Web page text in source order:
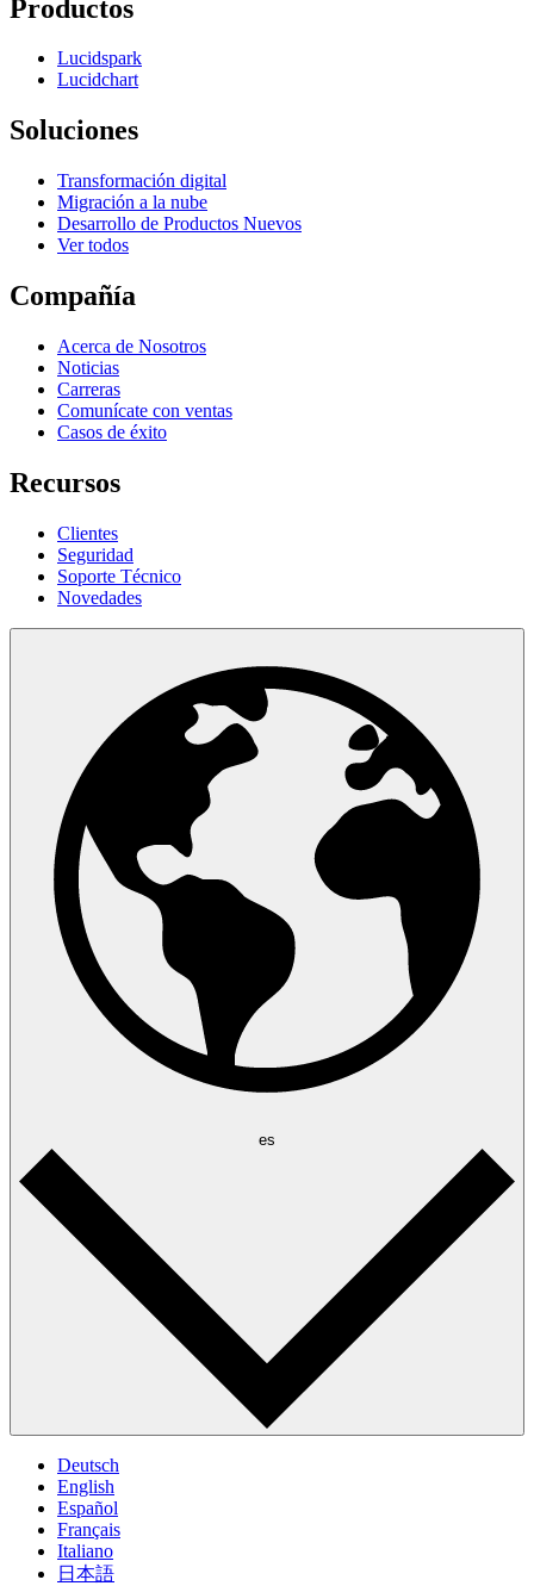
Productos
Lucidspark
Lucidchart
Soluciones
Transformación digital
Migración a la nube
Desarrollo de Productos Nuevos
Ver todos
Compañía
Acerca de Nosotros
Noticias
Carreras
Comunícate con ventas
Casos de éxito
Recursos
Clientes
Seguridad
Soporte Técnico
Novedades
es
Deutsch
English
Español
Français
Italiano
日本語